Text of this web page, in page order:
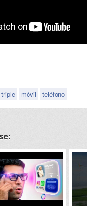
triple móvil teléfono